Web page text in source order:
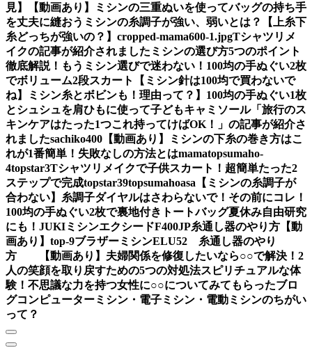
見】
【動画あり】ミシンの三重ぬいを使ってバッグの持ち手
を丈夫に縫おう ミシンの糸調子が強い、弱いとは？【上糸下
糸どっちが強いの？】 cropped-mama600-1.jpgTシャツリメ
イクの記事が紹介されました ミシンの選び方5つのポイント
徹底解説！もうミシン選びで迷わない！ 100均の手ぬぐい2枚
でボリューム2段スカート
【ミシン針は100均で買わないで
ね】ミシン糸とボビンも！理由って？】 100均の手ぬぐい1枚
とシュシュを肩ひもに使って子どもキャミソール「旅行のス
キンケアはたった1つこれ持ってけばOK！」の記事が紹介さ
れましたsachiko400 【動画あり】ミシンの下糸の巻き方はこ
れが1番簡単！失敗なしの方法とはmamatopsumaho-
4topstar3Tシャツリメイクで子供スカート！超簡単たった2
ステップで完成topstar39topsumahoasa 【ミシンの糸調子が
合わない】糸調子ダイヤルはさわらないで！その前にコレ！
100均の手ぬぐい2枚で裏地付きトートバッグ夏休み自由研究
にも！ JUKIミシンエクシードF400JP糸通し器のやり方【動
画あり】 top-9ブラザーミシンELU52 糸通し器のやり
方 【動画あり】 夫婦関係を修復したいなら○○で解決！2
人の笑顔を取り戻すための5つの対処法スピリチュアルな体
験！不思議な力を持つ女性に○○についてみてもらったブロ
グコンピューターミシン・電子ミシン・電動ミシンのちがい
って？